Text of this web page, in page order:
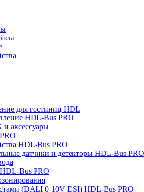
для гостиниц HDL
HDL-Bus PRO
аксессуары
HDL-Bus PRO
датчики и детекторы HDL-Bus PRO
Bus PRO
(DALI 0-10V DSI) HDL-Bus PRO